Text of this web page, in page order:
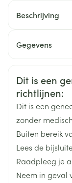
Beschrijving
Gegevens
Organisaties
Merken
Breedte
Lengte
Dit is een
richtlijnen:
Dit is een
zonder
Buiten bereik
Lees de
Raadpleeg je
Neem in geval